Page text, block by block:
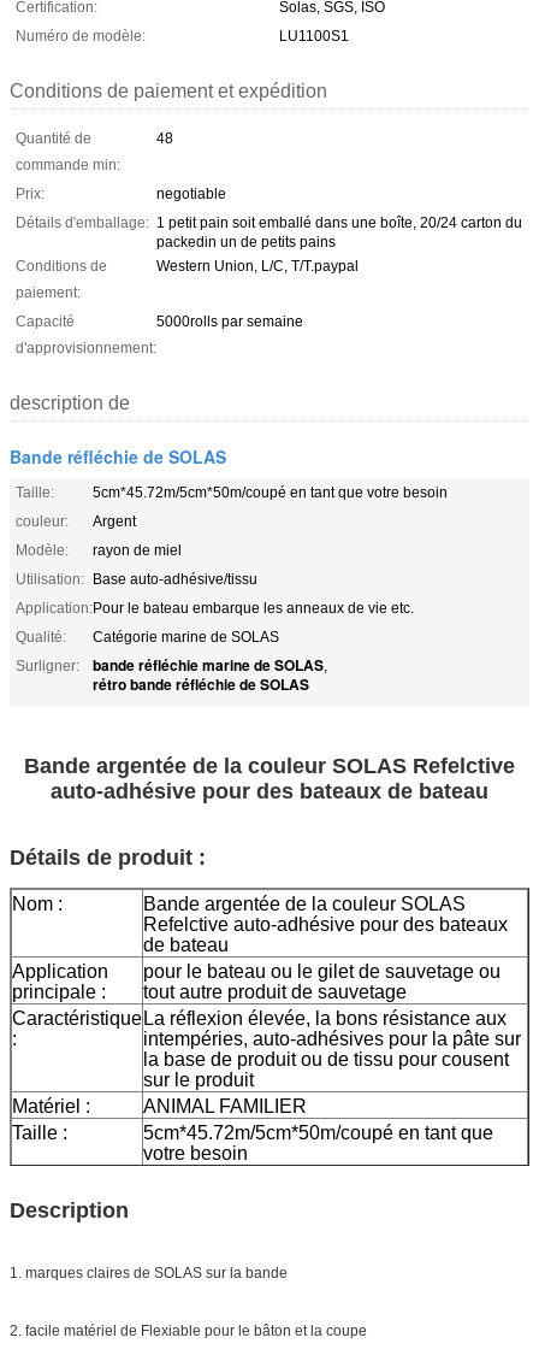
Certification:
Solas, SGS, ISO
Numéro de modèle:
LU1100S1
Conditions de paiement et expédition
Quantité de
commande min:
48
Prix:
negotiable
Détails d'emballage: 1 petit pain soit emballé dans une boîte, 20/24 carton du
packedin un de petits pains
Conditions de
paiement:
Western Union, L/C, T/T.paypal
Capacité
d'approvisionnement:
5000rolls par semaine
description de
Bande réfléchie de SOLAS
Taille:
5cm*45.72m/5cm*50m/coupé en tant que votre besoin
couleur:
Argent
Modèle:
rayon de miel
Utilisation: Base auto-adhésive/tissu
Application:Pour le bateau embarque les anneaux de vie etc.
Qualité:
Catégorie marine de SOLAS
Surligner:
bande réfléchie marine de SOLAS,
rétro bande réfléchie de SOLAS
Bande argentée de la couleur SOLAS Refelctive
auto-adhésive pour des bateaux de bateau
Détails de produit :
Nom :
Bande argentée de la couleur SOLAS
Refelctive auto-adhésive pour des bateaux
de bateau
Application
principale :
pour le bateau ou le gilet de sauvetage ou
tout autre produit de sauvetage
Caractéristique
:
La réflexion élevée, la bons résistance aux
intempéries, auto-adhésives pour la pâte sur
la base de produit ou de tissu pour cousent
sur le produit
Matériel :
ANIMAL FAMILIER
Taille :
5cm*45.72m/5cm*50m/coupé en tant que
votre besoin
Emballage
rassemblent
Description
1. marques claires de SOLAS sur la bande
2. facile matériel de Flexiable pour le bâton et la coupe